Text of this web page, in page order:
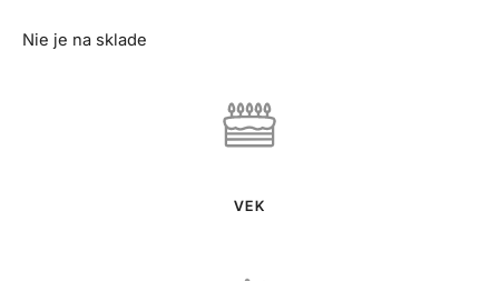
Nie je na sklade
VEK